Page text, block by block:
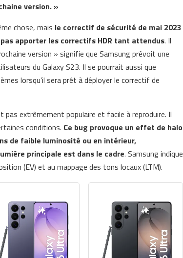
version. »
chose, mais le correctif de sécurité de mai 2023
apporter les correctifs HDR tant attendus. Il
version » signifie que Samsung prévoit une
du Galaxy S23. Il se pourrait aussi que
lorsqu’il sera prêt à déployer le correctif de
pas extrêmement populaire et facile à reproduire. Il
conditions. Ce bug provoque un effet de halo
de faible luminosité ou en intérieur,
principale est dans le cadre. Samsung indique
(EV) et au mappage des tons locaux (LTM).